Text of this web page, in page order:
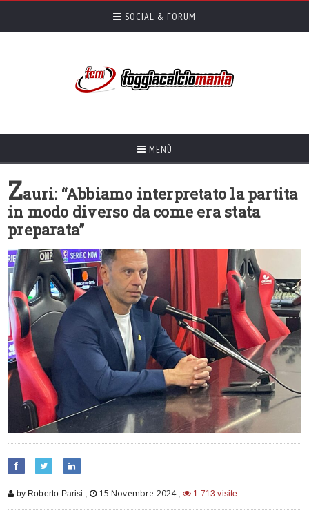
SOCIAL & FORUM
MENÙ
Zauri: “Abbiamo interpretato la partita
in modo diverso da come era stata
preparata”
by Roberto Parisi , 15 Novembre 2024 , 1.713 visite